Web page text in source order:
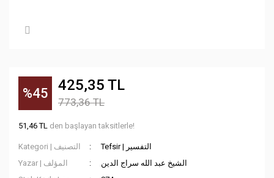
%45 425,35 TL
773,36 TL
51,46 TL den başlayan taksitlerle!
Kategori | التصنيف
Tefsir | التفسير
Yazar | المؤلف
الشيخ عبد الله سراج الدين